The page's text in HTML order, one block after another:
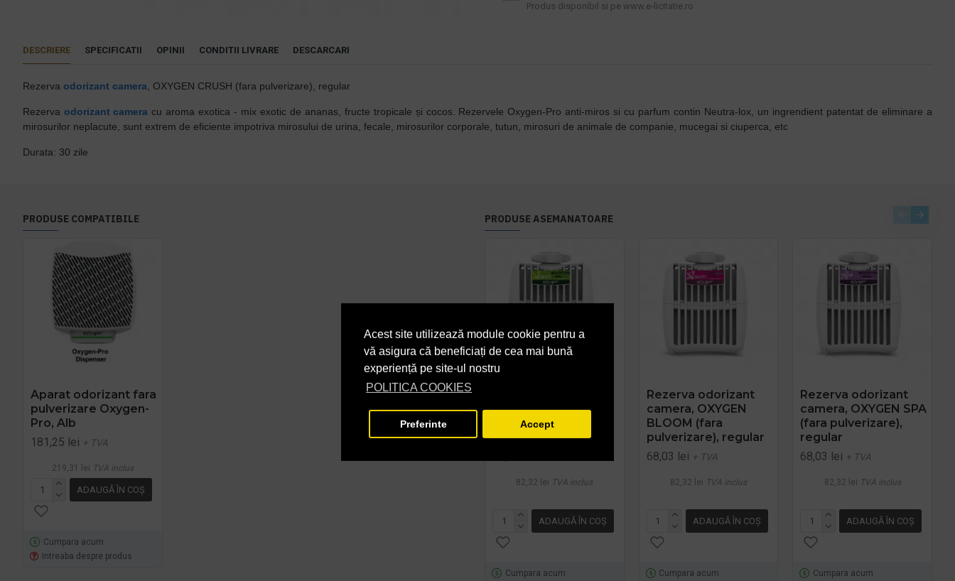
Acest site utilizează module cookie pentru a
vă asigura că beneficiați de cea mai bună
experiență pe site-ul nostru
POLITICA COOKIES
Preferinte Accept
Produs disponibil si pe www.e-licitatie.ro
DESCRIERE SPECIFICATII OPINII CONDITII LIVRARE DESCARCARI
Rezerva odorizant camera , OXYGEN CRUSH (fara pulverizare), regular
Rezerva odorizant camera cu aroma exotica - mix exotic de ananas, fructe tropicale și cocos. Rezervele Oxygen-Pro anti-miros si cu parfum contin Neutra-lox, un ingrendient patentat de eliminare a
mirosurilor neplacute, sunt extrem de eficiente impotriva mirosului de urina, fecale, mirosurilor corporale, tutun, mirosuri de animale de companie, mucegai si ciuperca, etc
Durata: 30 zile
PRODUSE COMPATIBILE
Aparat odorizant fara
pulverizare Oxygen-
Pro, Alb
181,25 lei + TVA
219,31 lei TVA inclus
ADAUGĂ ÎN COŞ
Cumpara acum
Intreaba despre produs
PRODUSE ASEMANATOARE
camera, OXYGEN
CHARM (fara
pulverizare), regular
82,32 lei TVA inclus
ADAUGĂ ÎN COŞ
Cumpara acum
Rezerva odorizant
camera, OXYGEN
BLOOM (fara
pulverizare), regular
68,03 lei + TVA
82,32 lei TVA inclus
ADAUGĂ ÎN COŞ
Cumpara acum
Rezerva odorizant
camera, OXYGEN SPA
(fara pulverizare),
regular
68,03 lei + TVA
82,32 lei TVA inclus
ADAUGĂ ÎN COŞ
Cumpara acum